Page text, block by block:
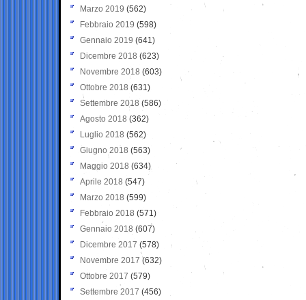
Marzo 2019 (562)
Febbraio 2019 (598)
Gennaio 2019 (641)
Dicembre 2018 (623)
Novembre 2018 (603)
Ottobre 2018 (631)
Settembre 2018 (586)
Agosto 2018 (362)
Luglio 2018 (562)
Giugno 2018 (563)
Maggio 2018 (634)
Aprile 2018 (547)
Marzo 2018 (599)
Febbraio 2018 (571)
Gennaio 2018 (607)
Dicembre 2017 (578)
Novembre 2017 (632)
Ottobre 2017 (579)
Settembre 2017 (456)